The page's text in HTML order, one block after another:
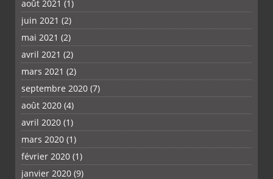
août 2021 (1)
juin 2021 (2)
mai 2021 (2)
avril 2021 (2)
mars 2021 (2)
septembre 2020 (7)
août 2020 (4)
avril 2020 (1)
mars 2020 (1)
février 2020 (1)
janvier 2020 (9)